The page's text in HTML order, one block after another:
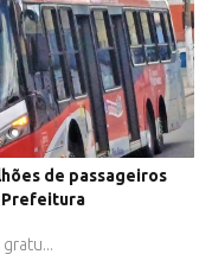
de passageiros
Prefeitura